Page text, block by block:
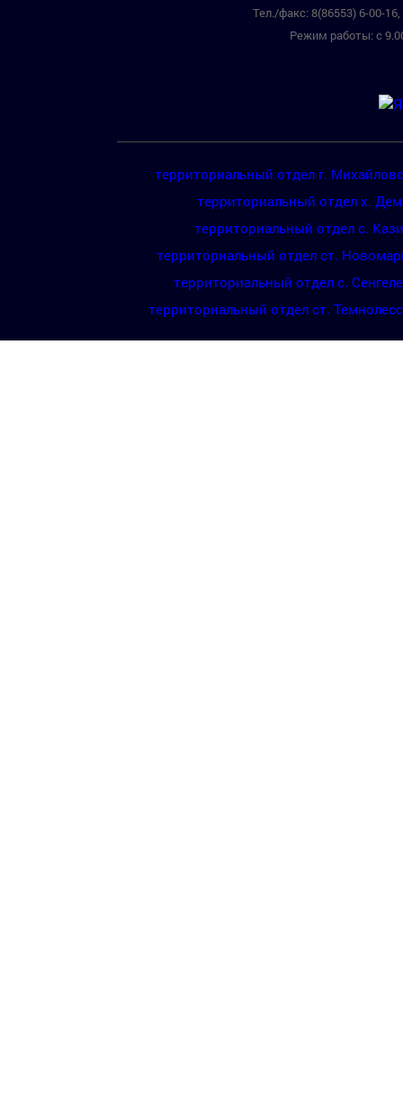
Тел./факс: 8(86553) 6-00-
Режим работы: с
территориальный отдел г.
территориальный отдел х.
территориальный отдел с.
территориальный отдел ст.
территориальный отдел с.
территориальный отдел ст.